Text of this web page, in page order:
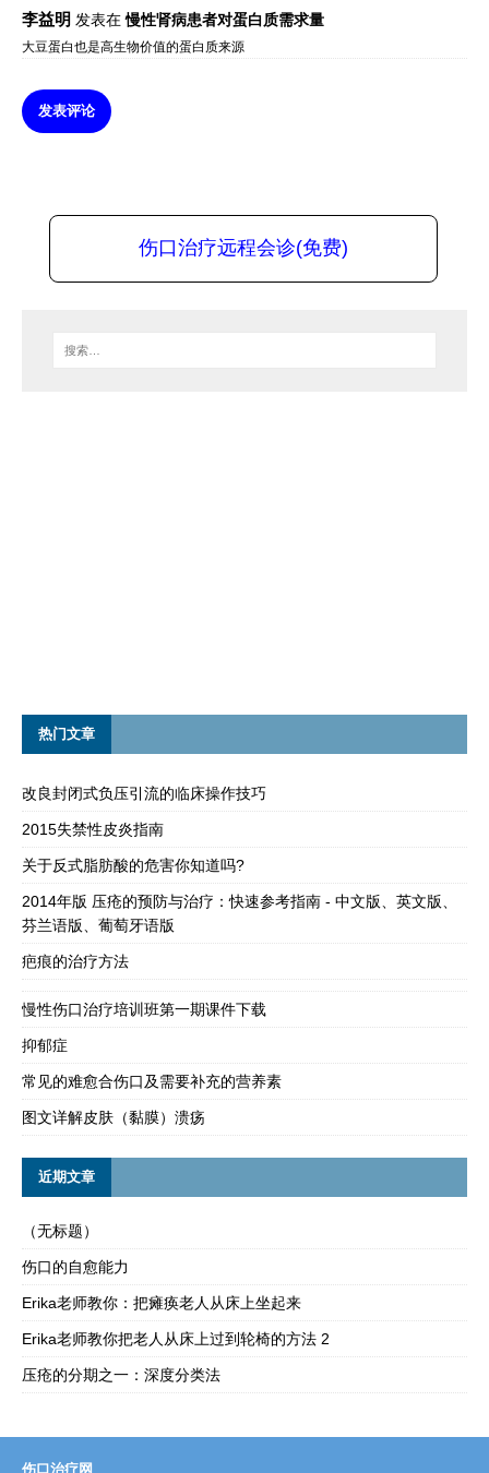
李益明 发表在慢性肾病患者对蛋白质需求量
大豆蛋白也是高生物价值的蛋白质来源
发表评论
伤口治疗远程会诊(免费)
热门文章
改良封闭式负压引流的临床操作技巧
2015失禁性皮炎指南
关于反式脂肪酸的危害你知道吗?
2014年版 压疮的预防与治疗：快速参考指南 - 中文版、英文版、
芬兰语版、葡萄牙语版
疤痕的治疗方法
慢性伤口治疗培训班第一期课件下载
抑郁症
常见的难愈合伤口及需要补充的营养素
图文详解皮肤（黏膜）溃疡
近期文章
（无标题）
伤口的自愈能力
Erika老师教你：把瘫痪老人从床上坐起来
Erika老师教你把老人从床上过到轮椅的方法 2
压疮的分期之一：深度分类法
伤口治疗网